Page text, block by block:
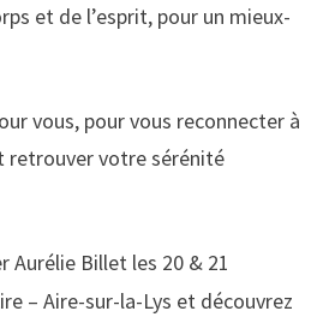
et de l’esprit, pour un mieux-
vous, pour vous reconnecter à
retrouver votre sérénité
Aurélie Billet les 20 & 21
– Aire-sur-la-Lys et découvrez